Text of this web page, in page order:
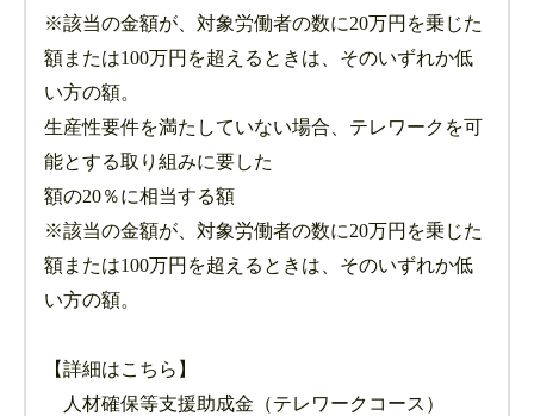
※該当の金額が、対象労働者の数に20万円を乗じた
額または100万円を超えるときは、そのいずれか低
い方の額。
生産性要件を満たしていない場合、テレワークを可
能とする取り組みに要した
額の20％に相当する額
※該当の金額が、対象労働者の数に20万円を乗じた
額または100万円を超えるときは、そのいずれか低
い方の額。
【詳細はこちら】
人材確保等支援助成金（テレワークコース）